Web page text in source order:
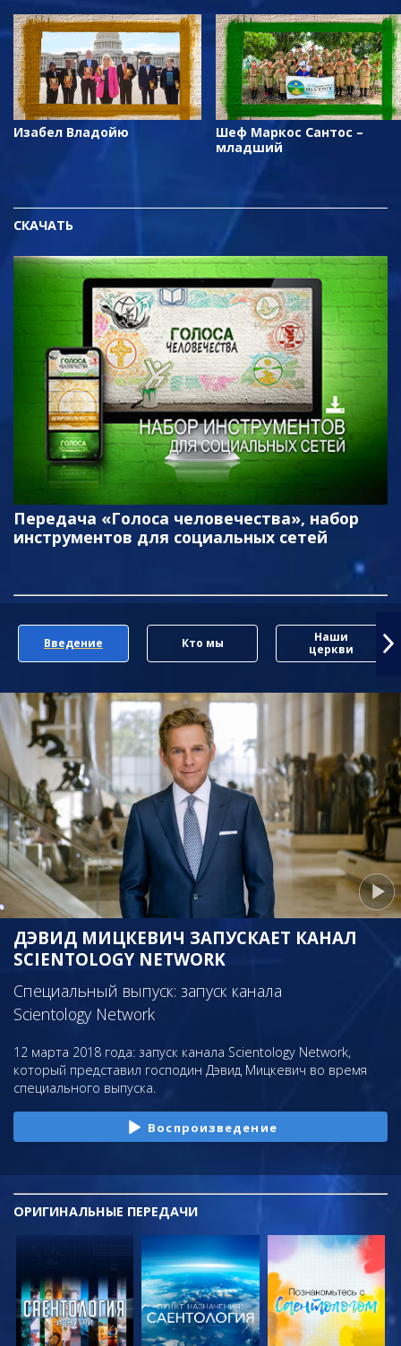
Изабел Владойю
Шеф Маркос Сантос –
младший
СКАЧАТЬ
Передача «Голоса человечества», набор
инструментов для социальных сетей
Введение Кто мы
Наши
церкви
ДЭВИД МИЦКЕВИЧ ЗАПУСКАЕТ КАНАЛ
SCIENTOLOGY NETWORK
Специальный выпуск: запуск канала
Scientology Network
12 марта 2018 года: запуск канала Scientology Network,
который представил господин Дэвид Мицкевич во время
специального выпуска.
Воспроизведение
ОРИГИНАЛЬНЫЕ ПЕРЕДАЧИ